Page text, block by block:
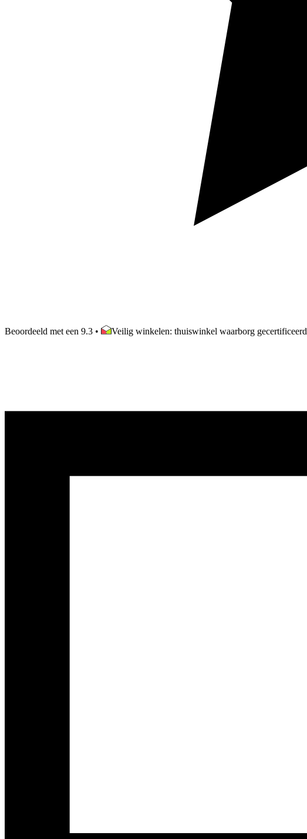
Beoordeeld met een 9.3 • Veilig winkelen: thuiswinkel waarborg gecertificeerd